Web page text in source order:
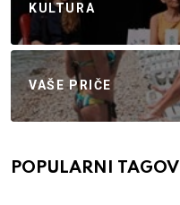
KULTURA
VAŠE PRIČE
POPULARNI TAGOVI